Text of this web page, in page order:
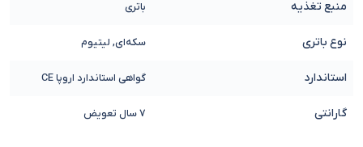
منبع تغذیه باتری
نوع باتری سکه‌ای, لیتیوم
استاندارد گواهی استاندارد اروپا CE
گارانتی 7 سال تعویض